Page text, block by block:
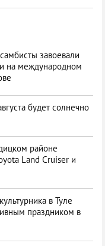
завоевали
на международном
будет солнечно
районе
Land Cruiser и
в Туле
праздником в